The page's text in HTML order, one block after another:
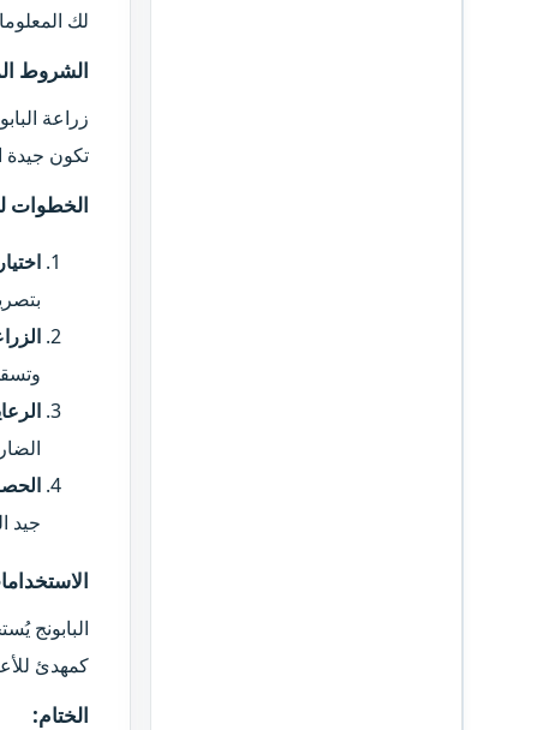
لك
الشروط
زراعة
تكون جيدة
الخطوات
جيد
البابونج
كمهدئ
الختام:​